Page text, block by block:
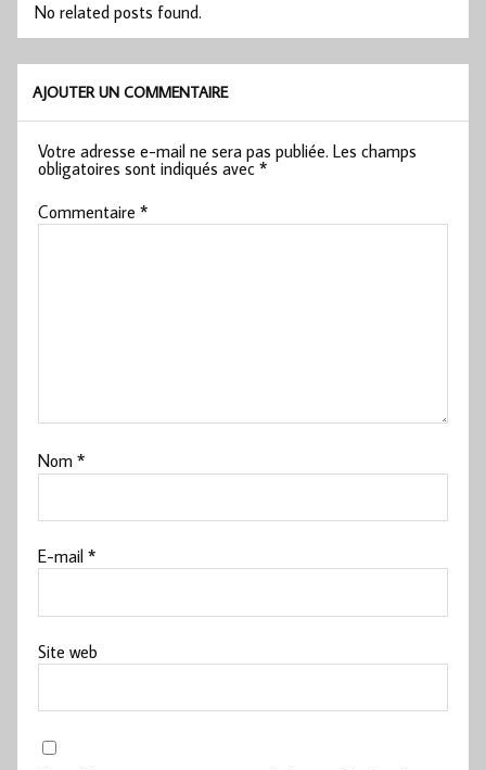
No related posts found.
AJOUTER UN COMMENTAIRE
Votre adresse e-mail ne sera pas publiée. Les champs
obligatoires sont indiqués avec*
Commentaire*
Nom*
E-mail*
Site web